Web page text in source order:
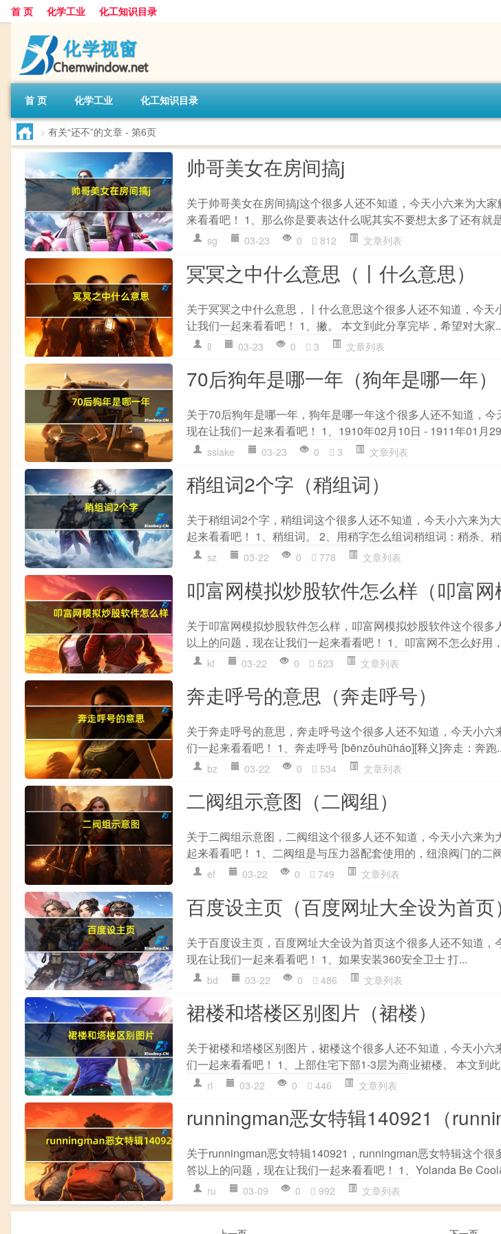
首 页 化学工业 化工知识目录
首 页 化学工业 化工知识目录
> 有关“还不”的文章 - 第6页
帅哥美女在房间搞j
关于帅哥美女在房间搞j这个很多人还不知道，今天小六来为大
来看看吧！ 1、那么你是要表达什么呢其实不要想太多了还有就
sg 03-23 0 812 文章列表
冥冥之中什么意思（丨什么意思）
关于冥冥之中什么意思，丨什么意思这个很多人还不知道，今
让我们一起来看看吧！ 1、撇。 本文到此分享完毕，希望对大家
ll 03-23 0 3 文章列表
70后狗年是哪一年（狗年是哪一年）
关于70后狗年是哪一年，狗年是哪一年这个很多人还不知道，今
现在让我们一起来看看吧！ 1、1910年02月10日 - 1911年01月
sslake 03-23 0 3 文章列表
稍组词2个字（稍组词）
关于稍组词2个字，稍组词这个很多人还不知道，今天小六来为
起来看看吧！ 1、稍组词。 2、用稍字怎么组词稍组词：稍杀、
sz 03-22 0 778 文章列表
叩富网模拟炒股软件怎么样（叩富网
关于叩富网模拟炒股软件怎么样，叩富网模拟炒股软件这个很
以上的问题，现在让我们一起来看看吧！ 1、叩富网不怎么好用
kf 03-22 0 523 文章列表
奔走呼号的意思（奔走呼号）
关于奔走呼号的意思，奔走呼号这个很多人还不知道，今天小
们一起来看看吧！ 1、奔走呼号 [bēnzǒuhūháo][释义]奔走：奔跑
bz 03-22 0 534 文章列表
二阀组示意图（二阀组）
关于二阀组示意图，二阀组这个很多人还不知道，今天小六来
起来看看吧！ 1、二阀组是与压力器配套使用的，纽浪阀门的二
ef 03-22 0 749 文章列表
百度设主页（百度网址大全设为首页）
关于百度设主页，百度网址大全设为首页这个很多人还不知道，
现在让我们一起来看看吧！ 1、如果安装360安全卫士 打...
bd 03-22 0 486 文章列表
裙楼和塔楼区别图片（裙楼）
关于裙楼和塔楼区别图片，裙楼这个很多人还不知道，今天小
们一起来看看吧！ 1、上部住宅下部1-3层为商业裙楼。 本文到
rl 03-22 0 446 文章列表
runningman恶女特辑140921（
关于runningman恶女特辑140921，runningman恶女特辑这个
答以上的问题，现在让我们一起来看看吧！ 1、Yolanda Be
ru 03-09 0 992 文章列表